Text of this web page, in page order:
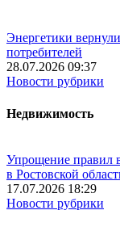
Энергетики
потребителей
28.07.2026 09:37
Новости рубрики
Недвижимость
Упрощение правил
в Ростовской
17.07.2026 18:29
Новости рубрики